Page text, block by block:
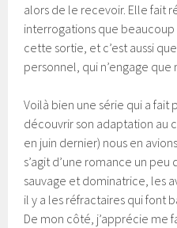
alors de le recevoir. Elle fait
interrogations que
cette sortie, et c’est aussi
personnel, qui n’engage que
Voilà bien une série qui a fait
découvrir son adaptation au
en juin dernier) nous en
s’agit d’une romance un
sauvage et dominatrice, les
il y a les réfractaires qui font
De mon côté, j’apprécie me